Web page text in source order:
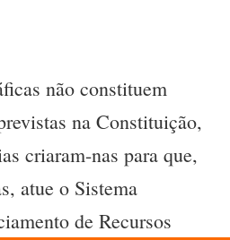
não constituem
na Constituição,
criaram-nas para que,
atue o Sistema
de Recursos